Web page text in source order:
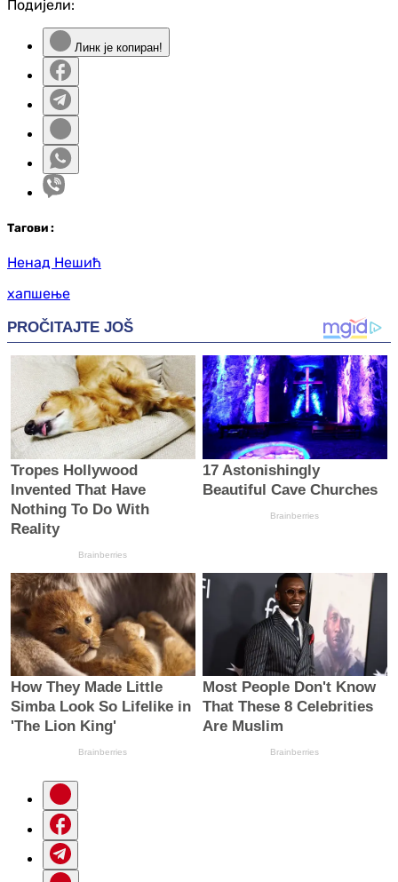
Подијели:
Линк је копиран!
Тагови :
Ненад Нешић
хапшење